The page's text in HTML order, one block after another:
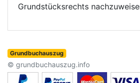
Grundstücksrechts
Grundbuchauszug
© grundbuchauszug.info